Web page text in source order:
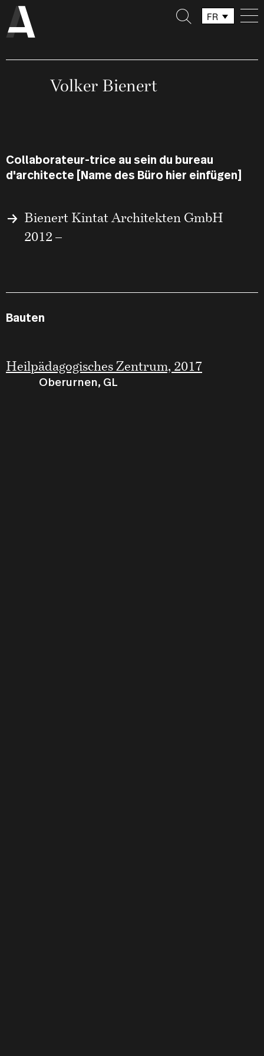
FR
Volker Bienert
Collaborateur-trice au sein du bureau
d'architecte [Name des Büro hier einfügen]
Bienert Kintat Architekten GmbH
2012 –
Bauten
Heilpädagogisches Zentrum, 2017
Oberurnen, GL